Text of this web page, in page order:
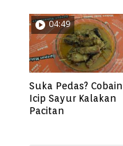
04:49
Suka Pedas? Cobain
Icip Sayur Kalakan
Pacitan